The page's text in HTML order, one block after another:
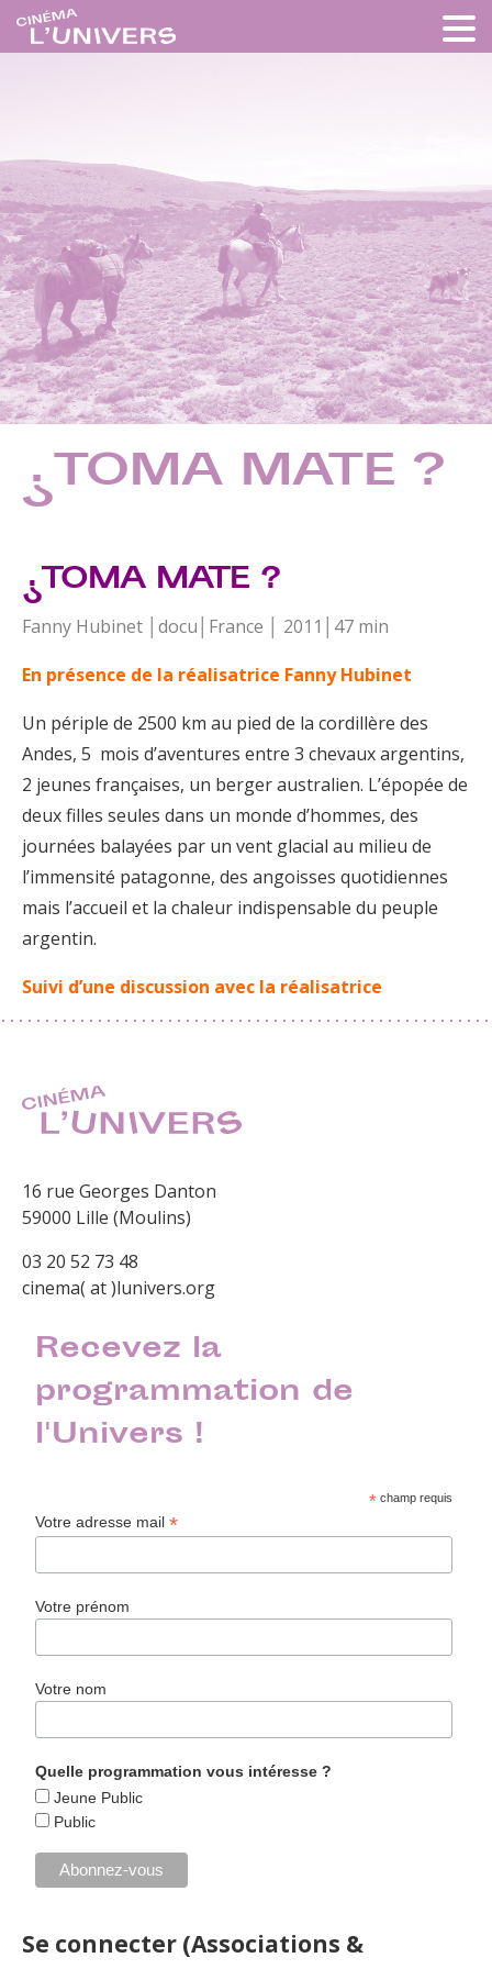
¿TOMA MATE ?
¿TOMA MATE ?
Fanny Hubinet │docu│France │ 2011│47 min
En présence de la réalisatrice Fanny Hubinet
Un périple de 2500 km au pied de la cordillère des
Andes, 5 mois d’aventures entre 3 chevaux argentins,
2 jeunes françaises, un berger australien. L’épopée de
deux filles seules dans un monde d’hommes, des
journées balayées par un vent glacial au milieu de
l’immensité patagonne, des angoisses quotidiennes
mais l’accueil et la chaleur indispensable du peuple
argentin.
Suivi d’une discussion avec la réalisatrice
16 rue Georges Danton
59000 Lille (Moulins)
03 20 52 73 48
cinema( at )lunivers.org
Recevez la
programmation de
l'Univers !
* champ requis
Votre adresse mail*
Votre prénom
Votre nom
Quelle programmation vous intéresse ?
Jeune Public
Public
Se connecter (Associations &